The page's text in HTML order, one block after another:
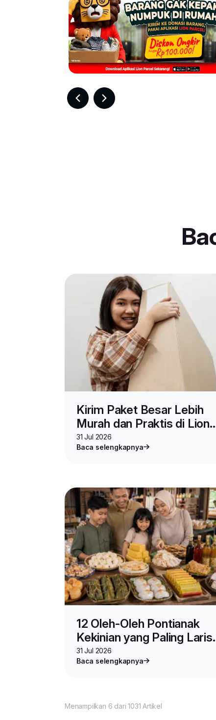
Kirim Paket Besar Lebih
Murah dan Praktis di Lion
Parcel, Pakai Layanan Ini
31 Jul 2026
Baca selengkapnya
12 Oleh-Oleh Pontianak
Kekinian yang Paling Laris,
Bisa Dipesan Online!
31 Jul 2026
Baca selengkapnya
Menampilkan 6 dari 1031 Artikel